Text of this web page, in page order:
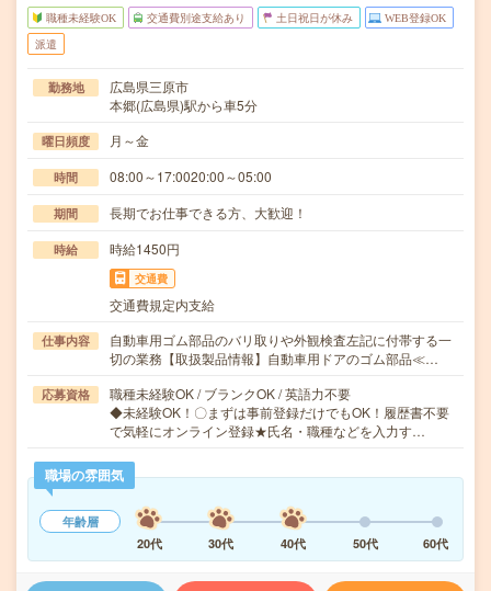
職種未経験OK 交通費別途支給あり 土日祝日が休み WEB登録OK
派遣
勤務地
広島県三原市
本郷(広島県)駅から車5分
曜日頻度 月～金
時間 08:00～17:0020:00～05:00
期間 長期でお仕事できる方、大歓迎！
時給 時給1450円
交通費
交通費規定内支給
仕事内容
自動車用ゴム部品のバリ取りや外観検査左記に付帯する一
切の業務【取扱製品情報】自動車用ドアのゴム部品≪…
応募資格
職種未経験OK / ブランクOK / 英語力不要
◆未経験OK！〇まずは事前登録だけでもOK！履歴書不要
で気軽にオンライン登録★氏名・職種などを入力す…
職場の雰囲気
年齢層
20代
30代 40代 50代 60代